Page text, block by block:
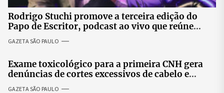
Rodrigo Stuchi promove a terceira edição do
Papo de Escritor, podcast ao vivo que reúne
especialistas para discutir saúde mental e
prosperidade.
GAZETA SÃO PAULO
Exame toxicológico para a primeira CNH gera
denúncias de cortes excessivos de cabelo e
revolta entre candidatas
GAZETA SÃO PAULO